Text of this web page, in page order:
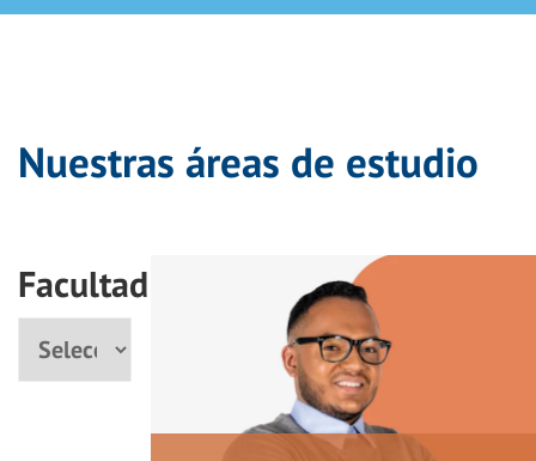
Nuestras áreas de estudio
Facultad